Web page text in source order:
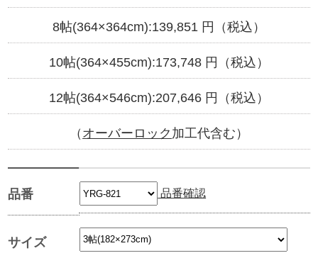
8帖(364×364cm):139,851円（税込）
10帖(364×455cm):173,748円（税込）
12帖(364×546cm):207,646円（税込）
（ オーバーロック 加工代含む）
品番 品番確認
サイズ